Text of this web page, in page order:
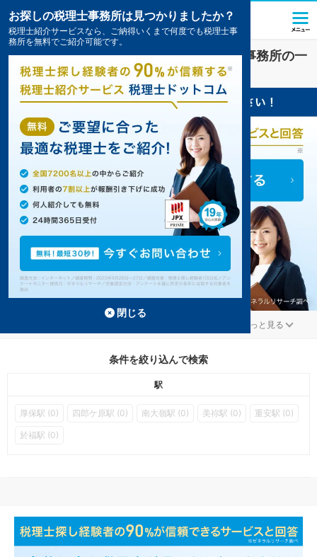
美祢で確定申告対策を扱う税理士・会計事務所の一
覧
もっと見る
条件を絞り込んで検索
駅
厚保駅 (0) 四郎ケ原駅 (0) 南大嶺駅 (0) 美祢駅 (0) 重安駅 (0)
於福駅 (0)
お探しの税理士事務所は見つかりましたか？
税理士紹介サービスなら、ご納得いくまで何度でも税理士事
務所を無料でご紹介可能です。
閉じる